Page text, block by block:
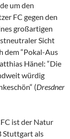
um den
FC gegen den
großartigen
Sicht
dem “Pokal-Aus
Hänel: “Die
würdig
(Dresdner
ist der Natur
Stuttgart als